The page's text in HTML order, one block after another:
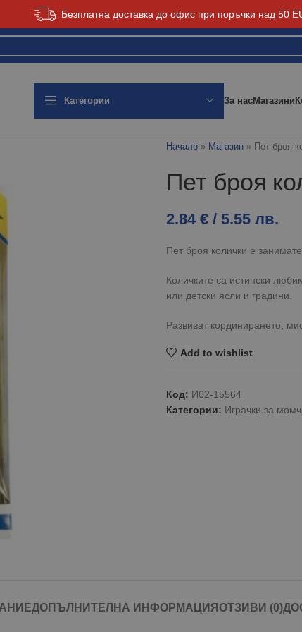
Безплатна доставка до офис при поръчки над 50
Категории За насМагазини
Начало» Магазин» Пет броя
Пет броя
2.84 € / 5.55 лв.
Пет броя колички е
Количките са истински
или детски ясли и градини.
Развиват кординирането,
Add to wishlist
Код: И02-15564
Категории: Играчки за
ДОПЪЛНИТЕЛНА ИНФОРМАЦИЯ ОТЗИВИ (0)